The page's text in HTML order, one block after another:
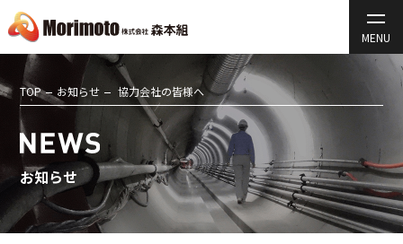
TOP お知らせ 協力会社の皆様へ
お知らせ